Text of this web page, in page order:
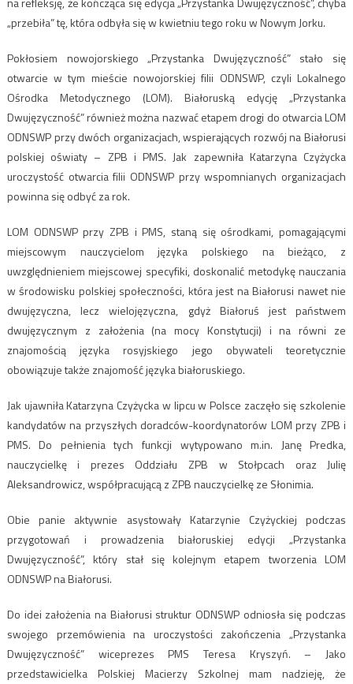
„przebiła” tę, która odbyła się w kwietniu tego roku w Nowym Jorku.
Pokłosiem nowojorskiego „Przystanka Dwujęzyczność” stało się
otwarcie w tym mieście nowojorskiej filii ODNSWP, czyli Lokalnego
Ośrodka Metodycznego (LOM). Białoruską edycję „Przystanka
Dwujęzyczność” również można nazwać etapem drogi do otwarcia LOM
ODNSWP przy dwóch organizacjach, wspierających rozwój na Białorusi
polskiej oświaty – ZPB i PMS. Jak zapewniła Katarzyna Czyżycka
uroczystość otwarcia filii ODNSWP przy wspomnianych organizacjach
powinna się odbyć za rok.
LOM ODNSWP przy ZPB i PMS, staną się ośrodkami, pomagającymi
miejscowym nauczycielom języka polskiego na bieżąco, z
uwzględnieniem miejscowej specyfiki, doskonalić metodykę nauczania
w środowisku polskiej społeczności, która jest na Białorusi nawet nie
dwujęzyczna, lecz wielojęzyczna, gdyż Białoruś jest państwem
dwujęzycznym z założenia (na mocy Konstytucji) i na równi ze
znajomością języka rosyjskiego jego obywateli teoretycznie
obowiązuje także znajomość języka białoruskiego.
Jak ujawniła Katarzyna Czyżycka w lipcu w Polsce zaczęło się szkolenie
kandydatów na przyszłych doradców-koordynatorów LOM przy ZPB i
PMS. Do pełnienia tych funkcji wytypowano m.in. Janę Predka,
nauczycielkę i prezes Oddziału ZPB w Stołpcach oraz Julię
Aleksandrowicz, współpracującą z ZPB nauczycielkę ze Słonimia.
Obie panie aktywnie asystowały Katarzynie Czyżyckiej podczas
przygotowań i prowadzenia białoruskiej edycji „Przystanka
Dwujęzyczność”, który stał się kolejnym etapem tworzenia LOM
ODNSWP na Białorusi.
Do idei założenia na Białorusi struktur ODNSWP odniosła się podczas
swojego przemówienia na uroczystości zakończenia „Przystanka
Dwujęzyczność” wiceprezes PMS Teresa Kryszyń. – Jako
przedstawicielka Polskiej Macierzy Szkolnej mam nadzieję, że